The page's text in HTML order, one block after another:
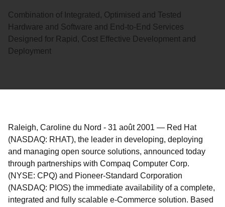
Combination of Integrated, Optimised and Tested
Hardware and Software and End-to-End Services
Designed for Rapid, Cost Effective Development and
Deployment
Raleigh, Caroline du Nord - 31 août 2001 — Red Hat
(NASDAQ: RHAT), the leader in developing, deploying
and managing open source solutions, announced today
through partnerships with Compaq Computer Corp.
(NYSE: CPQ) and Pioneer-Standard Corporation
(NASDAQ: PIOS) the immediate availability of a complete,
integrated and fully scalable e-Commerce solution. Based